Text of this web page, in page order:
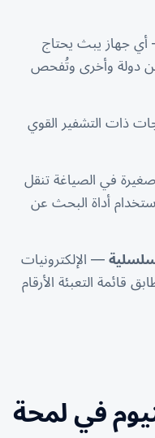
جهاز يبث يحتاج
دولة وأخرى وتُفحص
ذات التشفير القوي
في الصياغة تنقل
أداة البحث عن
— الإلكترونيات
قائمة التعبئة الأرقام
في لمحة